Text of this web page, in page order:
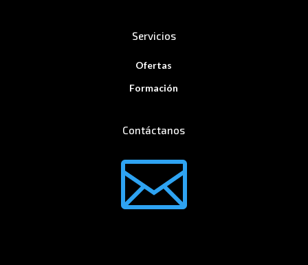
Servicios
Ofertas
Formación
Contáctanos
